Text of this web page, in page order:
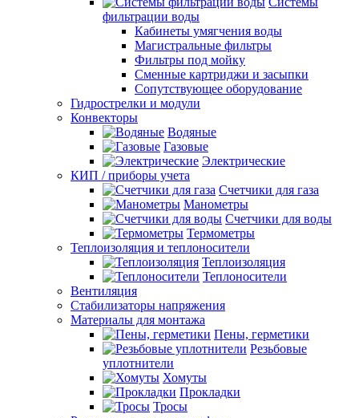
фильтрации воды
Кабинеты умягчения воды
Магистральные фильтры
Фильтры под мойку
Сменные картриджи и засыпки
Сопутствующее оборудование
Гидрострелки и модули
Конвекторы
Водяные
Газовые
Электрические
КИП / приборы учета
Счетчики для газа
Манометры
Счетчики для воды
Термометры
Теплоизоляция и теплоносители
Теплоизоляция
Теплоносители
Вентиляция
Стабилизаторы напряжения
Материалы для монтажа
Пены, герметики
Резьбовые
уплотнители
Хомуты
Прокладки
Тросы